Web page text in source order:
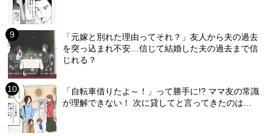
「元嫁と別れた理由ってそれ？」友人から夫の過去
を突っ込まれ不安…信じて結婚した夫の過去まで信
じれる？
「自転車借りたよ～！」って勝手に!? ママ友の常識
が理解できない！ 次に貸してと言ってきたのは…